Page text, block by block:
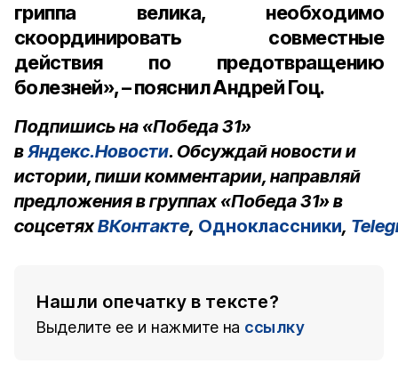
гриппа велика, необходимо
скоординировать совместные
действия по предотвращению
болезней», – пояснил Андрей Гоц.
Подпишись на «Победа 31»
вЯндекс.Новости. Обсуждай новости и
истории, пиши комментарии, направляй
предложения в группах «Победа 31» в
соцсетяхВКонтакте, Одноклассники,
Нашли опечатку в тексте?
Выделите ее и нажмите на ссылку